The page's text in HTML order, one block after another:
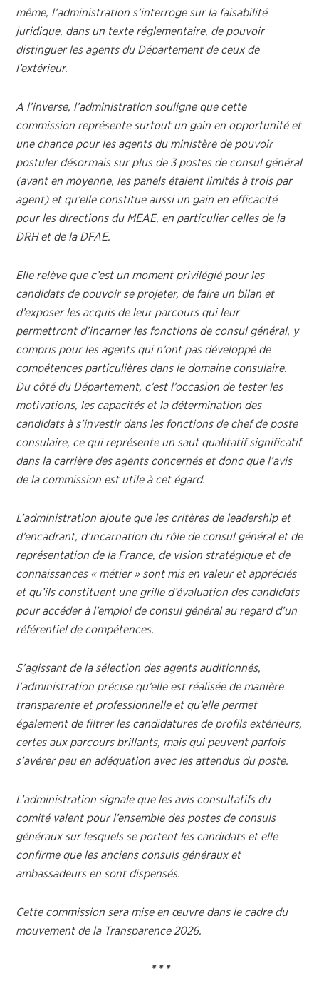
même, l’administration s’interroge sur la faisabilité
juridique, dans un texte réglementaire, de pouvoir
distinguer les agents du Département de ceux de
l’extérieur.
A l’inverse, l’administration souligne que cette
commission représente surtout un gain en opportunité et
une chance pour les agents du ministère de pouvoir
postuler désormais sur plus de 3 postes de consul général
(avant en moyenne, les panels étaient limités à trois par
agent) et qu’elle constitue aussi un gain en efficacité
pour les directions du MEAE, en particulier celles de la
DRH et de la DFAE.
Elle relève que c’est un moment privilégié pour les
candidats de pouvoir se projeter, de faire un bilan et
d’exposer les acquis de leur parcours qui leur
permettront d’incarner les fonctions de consul général, y
compris pour les agents qui n’ont pas développé de
compétences particulières dans le domaine consulaire.
Du côté du Département, c’est l’occasion de tester les
motivations, les capacités et la détermination des
candidats à s’investir dans les fonctions de chef de poste
consulaire, ce qui représente un saut qualitatif significatif
dans la carrière des agents concernés et donc que l’avis
de la commission est utile à cet égard.
L’administration ajoute que les critères de leadership et
d’encadrant, d’incarnation du rôle de consul général et de
représentation de la France, de vision stratégique et de
connaissances « métier » sont mis en valeur et appréciés
et qu’ils constituent une grille d’évaluation des candidats
pour accéder à l’emploi de consul général au regard d’un
référentiel de compétences.
S’agissant de la sélection des agents auditionnés,
l’administration précise qu’elle est réalisée de manière
transparente et professionnelle et qu’elle permet
également de filtrer les candidatures de profils extérieurs,
certes aux parcours brillants, mais qui peuvent parfois
s’avérer peu en adéquation avec les attendus du poste.
L’administration signale que les avis consultatifs du
comité valent pour l’ensemble des postes de consuls
généraux sur lesquels se portent les candidats et elle
confirme que les anciens consuls généraux et
ambassadeurs en sont dispensés.
Cette commission sera mise en œuvre dans le cadre du
mouvement de la Transparence 2026.
* * *